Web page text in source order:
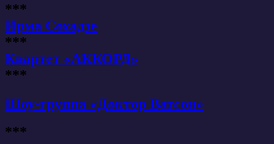
***
Ирма Сохадзе
***
Квартет «АККОРД»
***
Шоу-группа «Доктор Ватсон»
***